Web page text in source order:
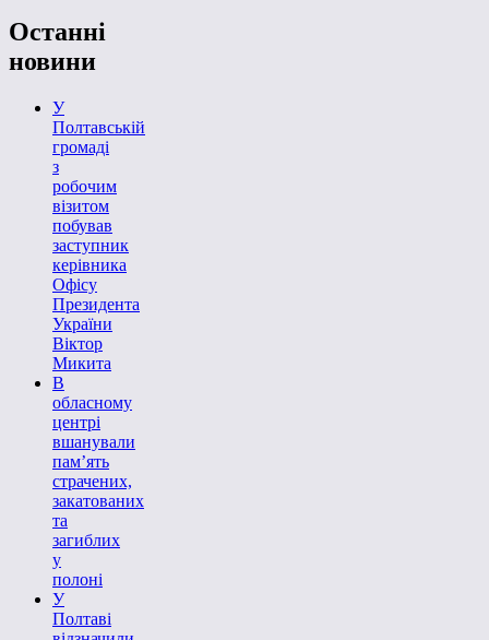
Останні
новини
У
Полтавській
громаді
з
робочим
візитом
побував
заступник
керівника
Офісу
Президента
України
Віктор
Микита
В
обласному
центрі
вшанували
пам’ять
страчених,
закатованих
та
загиблих
у
полоні
У
Полтаві